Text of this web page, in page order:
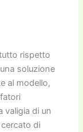
rispetto
soluzione
al modello,
valigia di un
di